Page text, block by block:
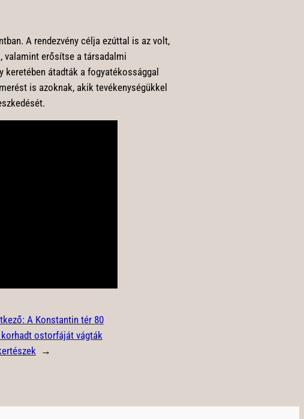
A rendezvény célja ezúttal is az volt,
valamint erősítse a társadalmi
keretében átadták a fogyatékossággal
is azoknak, akik tevékenységükkel
A Konstantin tér 80
ostorfáját vágták
→